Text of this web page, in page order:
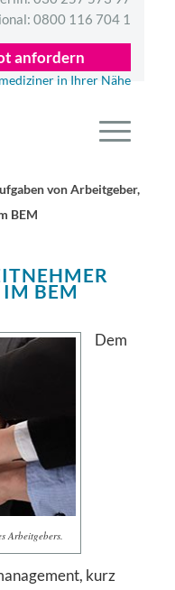
0800 116 704 1
anfordern
in Ihrer Nähe
von Arbeitgeber,
BEM
IM BEM
Arbeitgebers.
Dem
kurz